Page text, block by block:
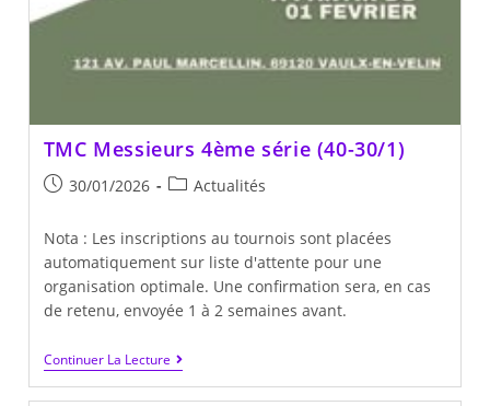
TMC Messieurs 4ème série (40-30/1)
Publication
30/01/2026
PostActualités
Nota : Les inscriptions au tournois sont placées
automatiquement sur liste d'attente pour une
organisation optimale. Une confirmation sera, en cas
de retenu, envoyée 1 à 2 semaines avant.
Continuer La LectureTMC
Messieurs